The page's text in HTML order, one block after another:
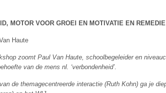
MOTOR VOOR GROEI EN MOTIVATIE EN
Haute
zoomt Paul Van Haute, schoolbegeleider en
van de mens nl. ‘verbondenheid’.
de themagecentreerde interactie (Ruth Kohn) ga je